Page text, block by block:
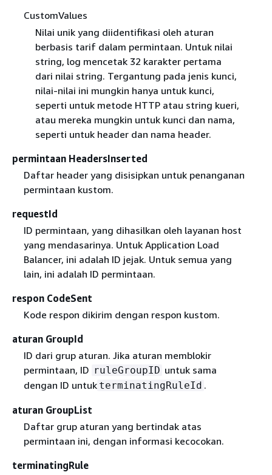
CustomValues
Nilai unik yang diidentifikasi oleh aturan
berbasis tarif dalam permintaan. Untuk nilai
string, log mencetak 32 karakter pertama
dari nilai string. Tergantung pada jenis kunci,
nilai-nilai ini mungkin hanya untuk kunci,
seperti untuk metode HTTP atau string kueri,
atau mereka mungkin untuk kunci dan nama,
seperti untuk header dan nama header.
permintaan HeadersInserted
Daftar header yang disisipkan untuk penanganan
permintaan kustom.
requestId
ID permintaan, yang dihasilkan oleh layanan host
yang mendasarinya. Untuk Application Load
Balancer, ini adalah ID jejak. Untuk semua yang
lain, ini adalah ID permintaan.
respon CodeSent
Kode respon dikirim dengan respon kustom.
aturan GroupId
ID dari grup aturan. Jika aturan memblokir
permintaan, ID ruleGroupID untuk sama
dengan ID untuk terminatingRuleId .
aturan GroupList
Daftar grup aturan yang bertindak atas
permintaan ini, dengan informasi kecocokan.
terminatingRule